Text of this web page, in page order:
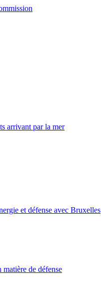
arrivant par la mer
et défense avec Bruxelles
de défense